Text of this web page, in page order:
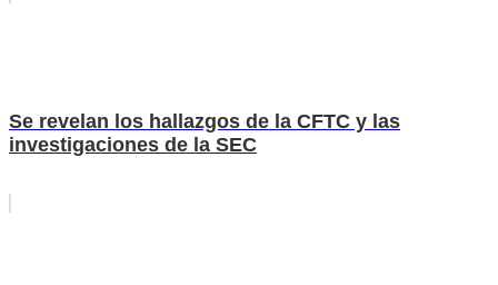
Se revelan los hallazgos de la CFTC y las
investigaciones de la SEC